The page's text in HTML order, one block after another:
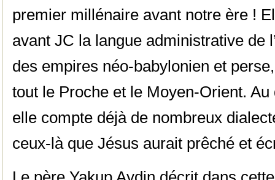
premier millénaire avant notre ère !
avant JC la langue administrative de
des empires néo-babylonien et
tout le Proche et le Moyen-Orient. Au
elle compte déjà de nombreux
ceux-là que Jésus aurait prêché et